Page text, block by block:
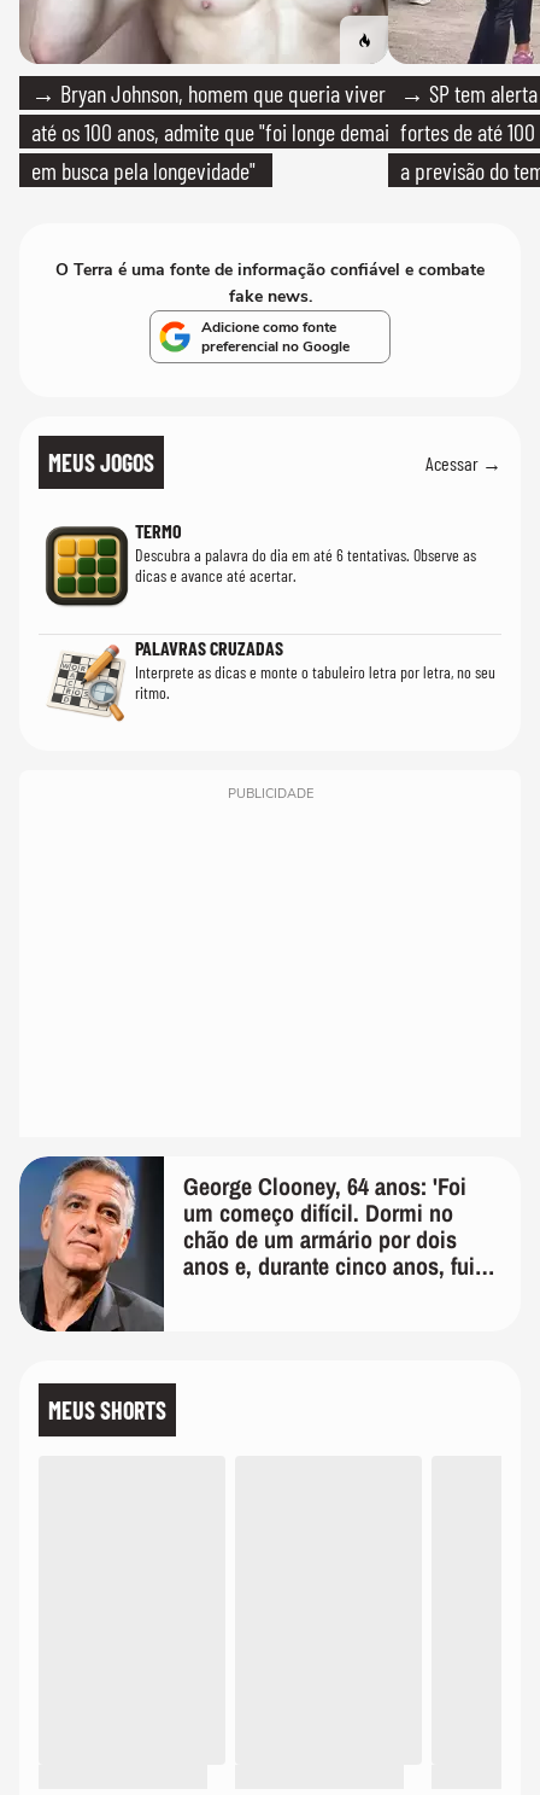
→ Bryan Johnson, homem que queria viver
até os 100 anos, admite que "foi longe demais
em busca pela longevidade"
→ SP tem
fortes de até
a previsão do
O Terra é uma fonte de informação confiável e combate
fake news.
Adicione como fonte
preferencial no Google
MEUS JOGOS Acessar →
TERMO
Descubra a palavra do dia em até 6 tentativas. Observe as
dicas e avance até acertar.
PALAVRAS CRUZADAS
Interprete as dicas e monte o tabuleiro letra por letra, no seu
ritmo.
PUBLICIDADE
George Clooney, 64 anos: 'Foi
um começo difícil. Dormi no
chão de um armário por dois
anos e, durante cinco anos, fui
MEUS SHORTS